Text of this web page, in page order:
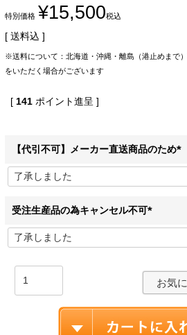
特別価格 ¥15,500税込
送料込
※送料について：北海道・沖縄・離島（港止めまで
をいただく場合がございます
[ 141 ポイント進呈 ]
【代引不可】メーカー直送商品のため
(
受注生産品の為キャンセル不可
(
)
お気